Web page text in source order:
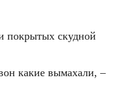
покрытых скудной
какие вымахали, –